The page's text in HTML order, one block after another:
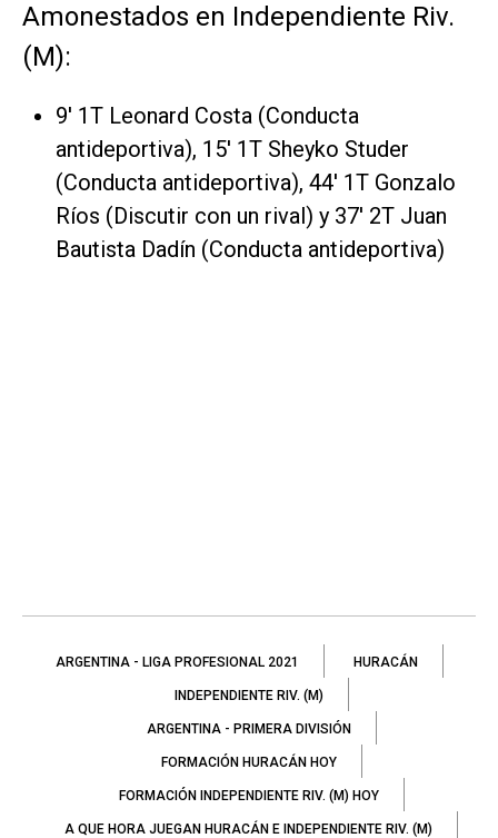
Amonestados en Independiente Riv.
(M):
9' 1T Leonard Costa (Conducta
antideportiva), 15' 1T Sheyko Studer
(Conducta antideportiva), 44' 1T Gonzalo
Ríos (Discutir con un rival) y 37' 2T Juan
Bautista Dadín (Conducta antideportiva)
ARGENTINA - LIGA PROFESIONAL 2021 HURACÁN
INDEPENDIENTE RIV. (M)
ARGENTINA - PRIMERA DIVISIÓN
FORMACIÓN HURACÁN HOY
FORMACIÓN INDEPENDIENTE RIV. (M) HOY
A QUE HORA JUEGAN HURACÁN E INDEPENDIENTE RIV. (M)